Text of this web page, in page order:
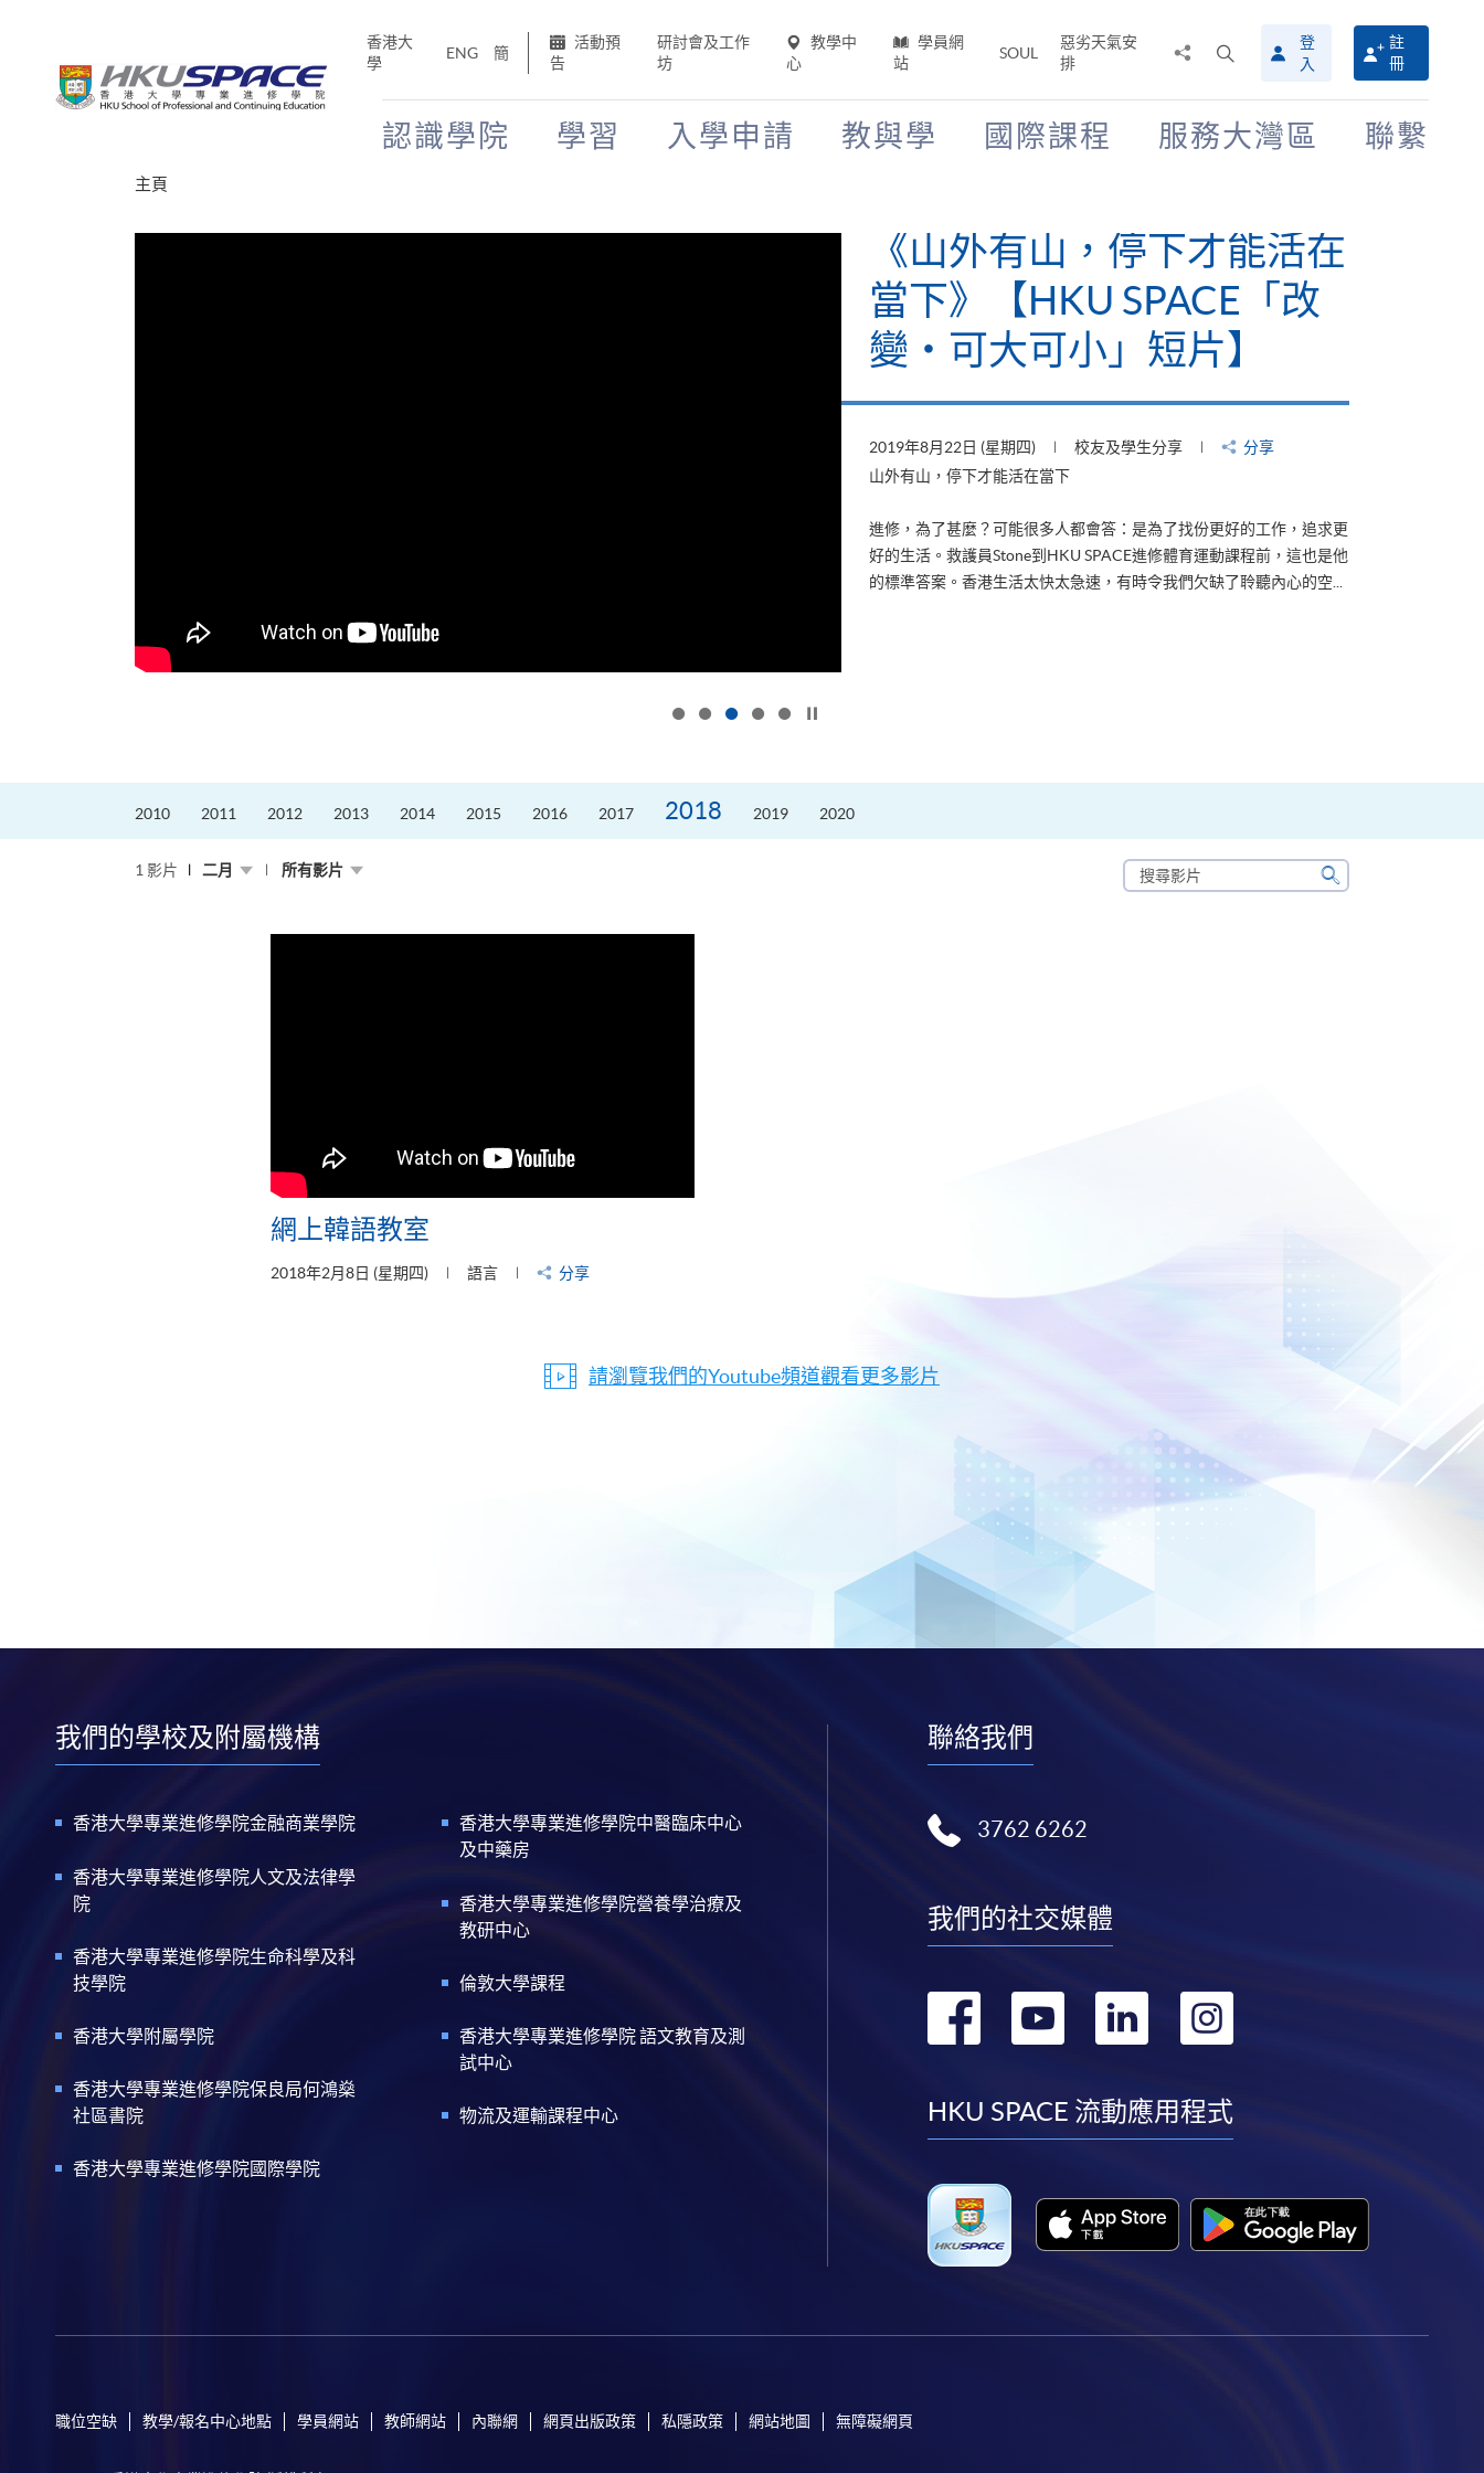
香港大
學
ENG 簡
活動預
告
研討會及工作
坊
教學中
心
學員網
站
SOUL
惡劣天氣安
排
搜
尋
介
登
入
註
冊
認識學院 學習 入學申請 教與學 國際課程 服務大灣區 聯繫
主頁
《山外有山，停下才能活在
當下》【HKU SPACE「改
變‧可大可小」短片】
2019年8月22日 (星期四) 校友及學生分享
分享
山外有山，停下才能活在當下
進修，為了甚麼？可能很多人都會答：是為了找份更好的工作，追求更
好的生活。救護員Stone到HKU SPACE進修體育運動課程前，這也是他
的標準答案。香港生活太快太急速，有時令我們欠缺了聆聽內心的空...
2010 2011 2012 2013 2014 2015 2016 2017 2018 2019 2020
1 影片 二月 所有影片
搜
尋
搜
網上韓語教室
2018年2月8日 (星期四) 語言 分享
請瀏覽我們的Youtube頻道觀看更多影片
我們的學校及附屬機構
香港大學專業進修學院金融商業學院
香港大學專業進修學院人文及法律學
院
香港大學專業進修學院生命科學及科
技學院
香港大學附屬學院
香港大學專業進修學院保良局何鴻燊
社區書院
香港大學專業進修學院國際學院
香港大學專業進修學院中醫臨床中心
及中藥房
香港大學專業進修學院營養學治療及
教研中心
倫敦大學課程
香港大學專業進修學院 語文教育及測
試中心
物流及運輸課程中心
聯絡我們
3762 6262
我們的社交媒體
轉
facebook
轉
youtube
轉
linkedin
轉
instagram
HKU SPACE 流動應用程式
職位空缺 教學/報名中心地點 學員網站 教師網站 內聯網 網頁出版政策 私隱政策 網站地圖 無障礙網頁